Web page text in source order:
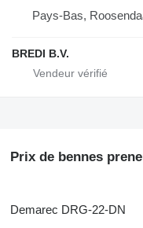
Pays-Bas,
BREDI B.V.
Prix de bennes
Demarec DRG-22-DN